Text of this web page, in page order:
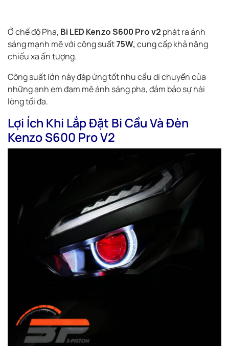
Ở chế độ Pha, Bi LED Kenzo S600 Pro v2 phát ra ánh
sáng mạnh mẽ với công suất75W, cung cấp khả năng
chiếu xa ấn tượng.
Công suất lớn này đáp ứng tốt nhu cầu di chuyển của
những anh em đam mê ánh sáng pha, đảm bảo sự hài
lòng tối đa.
Lợi Ích Khi Lắp Đặt Bi Cầu Và Đèn
Kenzo S600 Pro V2